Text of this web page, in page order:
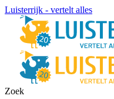
Luisterrijk - vertelt alles
Zoek